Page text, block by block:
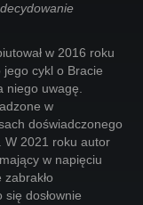
w 2016 roku
cykl o Bracie
niego uwagę.
w
doświadczonego
W 2021 roku autor
w napięciu
dosłownie